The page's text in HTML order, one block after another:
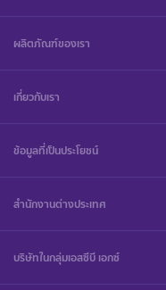
ผลิตภัณฑ์ของเรา
เกี่ยวกับเรา
ข้อมูลที่เป็นประโยชน์
สำนักงานต่างประเทศ
บริษัทในกลุ่มเอสซีบี เอกซ์